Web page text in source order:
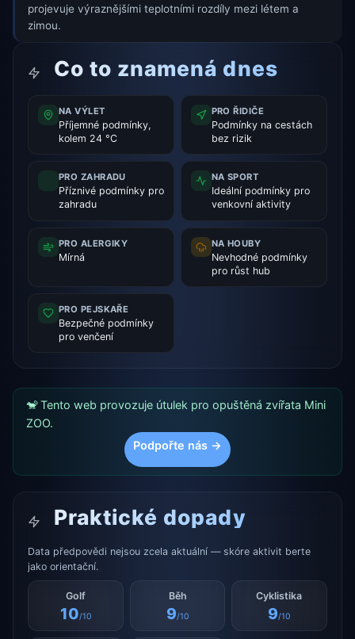
projevuje výraznějšími teplotními rozdíly mezi létem a
zimou.
Co to znamená dnes
NA VÝLET
Příjemné podmínky,
kolem 24 °C
PRO ŘIDIČE
Podmínky na cestách
bez rizik
PRO ZAHRADU
Příznivé podmínky pro
zahradu
NA SPORT
Ideální podmínky pro
venkovní aktivity
PRO ALERGIKY
Mírná
NA HOUBY
Nevhodné podmínky
pro růst hub
PRO PEJSKAŘE
Bezpečné podmínky
pro venčení
🐒 Tento web provozuje útulek pro opuštěná zvířata Mini
ZOO.
Podpořte nás →
Praktické dopady
Data předpovědi nejsou zcela aktuální — skóre aktivit berte
jako orientační.
Golf
10/10
Běh
9/10
Cyklistika
9/10